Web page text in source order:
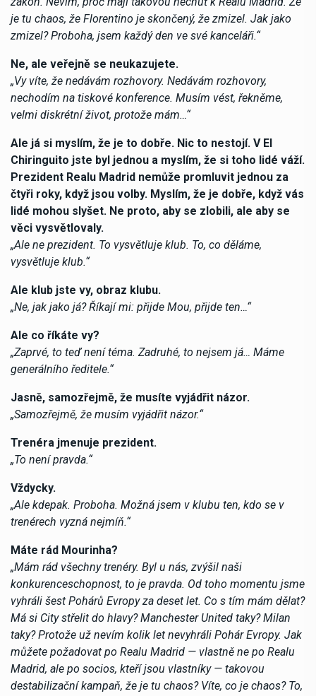
je tu chaos, že Florentino je skončený, že zmizel. Jak jako
zmizel? Proboha, jsem každý den ve své kanceláři.“
Ne, ale veřejně se neukazujete.
„Vy víte, že nedávám rozhovory. Nedávám rozhovory,
nechodím na tiskové konference. Musím vést, řekněme,
velmi diskrétní život, protože mám…“
Ale já si myslím, že je to dobře. Nic to nestojí. V El
Chiringuito jste byl jednou a myslím, že si toho lidé váží.
Prezident Realu Madrid nemůže promluvit jednou za
čtyři roky, když jsou volby. Myslím, že je dobře, když vás
lidé mohou slyšet. Ne proto, aby se zlobili, ale aby se
věci vysvětlovaly.
„Ale ne prezident. To vysvětluje klub. To, co děláme,
vysvětluje klub.“
Ale klub jste vy, obraz klubu.
„Ne, jak jako já? Říkají mi: přijde Mou, přijde ten…“
Ale co říkáte vy?
„Zaprvé, to teď není téma. Zadruhé, to nejsem já… Máme
generálního ředitele.“
Jasně, samozřejmě, že musíte vyjádřit názor.
„Samozřejmě, že musím vyjádřit názor.“
Trenéra jmenuje prezident.
„To není pravda.“
Vždycky.
„Ale kdepak. Proboha. Možná jsem v klubu ten, kdo se v
trenérech vyzná nejmíň.“
Máte rád Mourinha?
„Mám rád všechny trenéry. Byl u nás, zvýšil naši
konkurenceschopnost, to je pravda. Od toho momentu jsme
vyhráli šest Pohárů Evropy za deset let. Co s tím mám dělat?
Má si City střelit do hlavy? Manchester United taky? Milan
taky? Protože už nevím kolik let nevyhráli Pohár Evropy. Jak
můžete požadovat po Realu Madrid — vlastně ne po Realu
Madrid, ale po socios, kteří jsou vlastníky — takovou
destabilizační kampaň, že je tu chaos? Víte, co je chaos? To,